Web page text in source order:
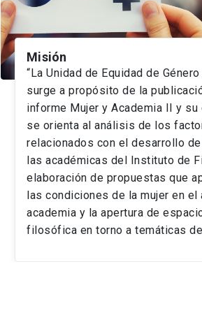
Misión
“La Unidad de Equidad de
surge a propósito de la
informe Mujer y Academia II y
se orienta al análisis de los
relacionados con el desarrollo
las académicas del Instituto de
elaboración de propuestas que
las condiciones de la mujer en el
academia y la apertura de
filosófica en torno a temáticas